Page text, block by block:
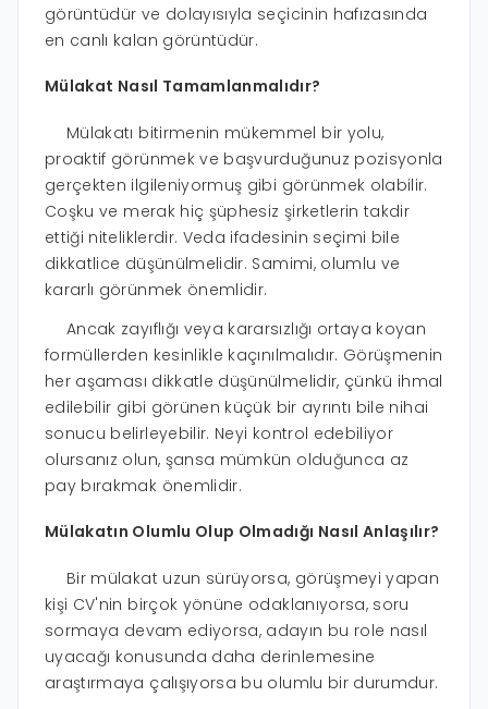
görüntüdür ve dolayısıyla seçicinin hafızasında
en canlı kalan görüntüdür.
Mülakat Nasıl Tamamlanmalıdır?
Mülakatı bitirmenin mükemmel bir yolu,
proaktif görünmek ve başvurduğunuz pozisyonla
gerçekten ilgileniyormuş gibi görünmek olabilir.
Coşku ve merak hiç şüphesiz şirketlerin takdir
ettiği niteliklerdir. Veda ifadesinin seçimi bile
dikkatlice düşünülmelidir. Samimi, olumlu ve
kararlı görünmek önemlidir.
Ancak zayıflığı veya kararsızlığı ortaya koyan
formüllerden kesinlikle kaçınılmalıdır. Görüşmenin
her aşaması dikkatle düşünülmelidir, çünkü ihmal
edilebilir gibi görünen küçük bir ayrıntı bile nihai
sonucu belirleyebilir. Neyi kontrol edebiliyor
olursanız olun, şansa mümkün olduğunca az
pay bırakmak önemlidir.
Mülakatın Olumlu Olup Olmadığı Nasıl Anlaşılır?
Bir mülakat uzun sürüyorsa, görüşmeyi yapan
kişi CV'nin birçok yönüne odaklanıyorsa, soru
sormaya devam ediyorsa, adayın bu role nasıl
uyacağı konusunda daha derinlemesine
araştırmaya çalışıyorsa bu olumlu bir durumdur.